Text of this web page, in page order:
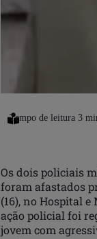
Os dois policiais
foram afastados
(16), no Hospital
ação policial foi
jovem com